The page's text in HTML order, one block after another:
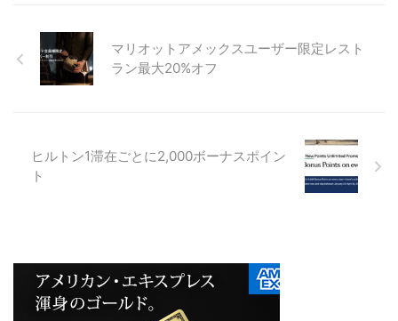
マリオットアメックスユーザー限定レスト
ラン最大20%オフ
ヒルトン1滞在ごとに2,000ボーナスポイン
ト